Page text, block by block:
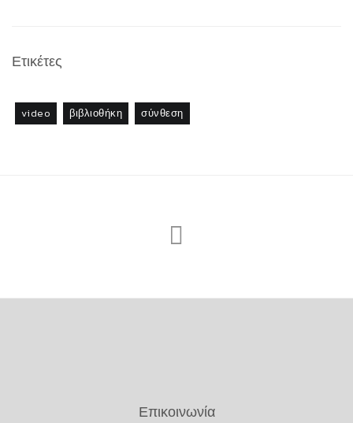
Ετικέτες
video βιβλιοθήκη σύνθεση
Επικοινωνία